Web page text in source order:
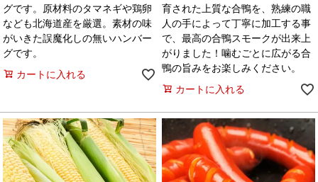
グです。原材料のタマネギや鶏卵
なども北海道産を厳選。素材の味
がいきた誤魔化しの無いハンバー
グです。
カートに入れる
育された上質な合鴨を、熟練の職
人の手によって丁寧に加工する事
で、最高の合鴨スモークが出来上
がりました！噛むごとに広がる合
鴨の旨みをお楽しみください。
カートに入れる